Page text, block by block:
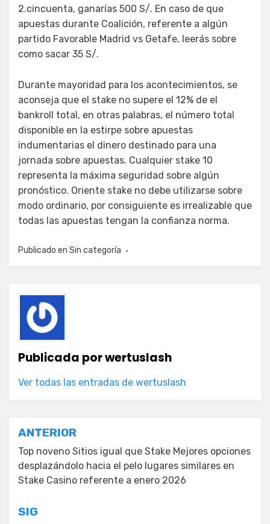
2.cincuenta, ganarías 500 S/. En caso de que
apuestas durante Coalición, referente a algún
partido Favorable Madrid vs Getafe, leerás sobre
como sacar 35 S/.
Durante mayoridad para los acontecimientos, se
aconseja que el stake no supere el 12% de el
bankroll total, en otras palabras, el número total
disponible en la estirpe sobre apuestas
indumentarias el dinero destinado para una
jornada sobre apuestas. Cualquier stake 10
representa la máxima seguridad sobre algún
pronóstico. Oriente stake no debe utilizarse sobre
modo ordinario, por consiguiente es irrealizable que
todas las apuestas tengan la confianza norma.
Publicado en Sin categoría
Publicada porwertuslash
Ver todas las entradas de wertuslash
Navegación
de
entradas
ANTERIOR
Top noveno Sitios igual que Stake Mejores opciones
desplazándolo hacia el pelo lugares similares en
Stake Casino referente a enero 2026
SIG